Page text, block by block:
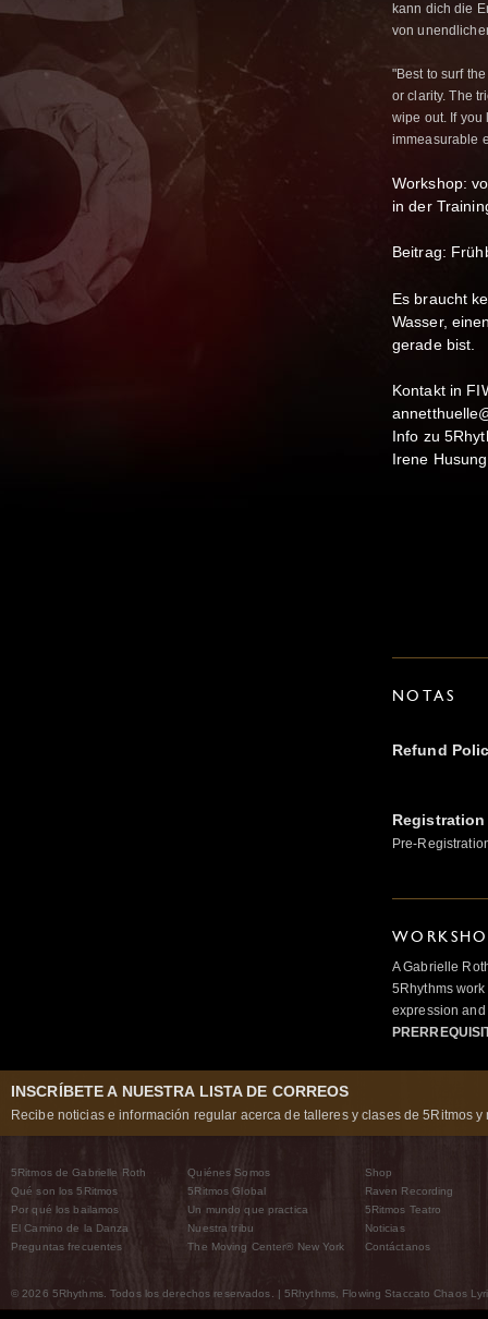
kann dich die
von
"Best to surf
or clarity. The
wipe out. If you
immeasurable
Workshop:
in der
Beitrag:
Es braucht
Wasser,
gerade bist.
Kontakt in
Info zu
Irene
NOTAS
Refund
Pre-
A Gabrielle
5Rhythms
expression
INSCRÍBETE A NUESTRA LISTA DE CORREOS
Recibe noticias e información regular acerca de talleres y clases de 5Ritmos y
5Ritmos de Gabrielle Roth
Qué son los 5Ritmos
Por qué los bailamos
El Camino de la Danza
Preguntas frecuentes
Quiénes Somos
5Ritmos Global
Un mundo que practica
Nuestra tribu
The Moving Center® New York
Shop
Raven Recording
5Ritmos Teatro
Noticias
Contáctanos
© 2026 5Rhythms. Todos los derechos reservados. | 5Rhythms, Flowing Staccato Chaos